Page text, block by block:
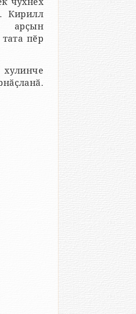
Кирилл
арҫын
пӗр